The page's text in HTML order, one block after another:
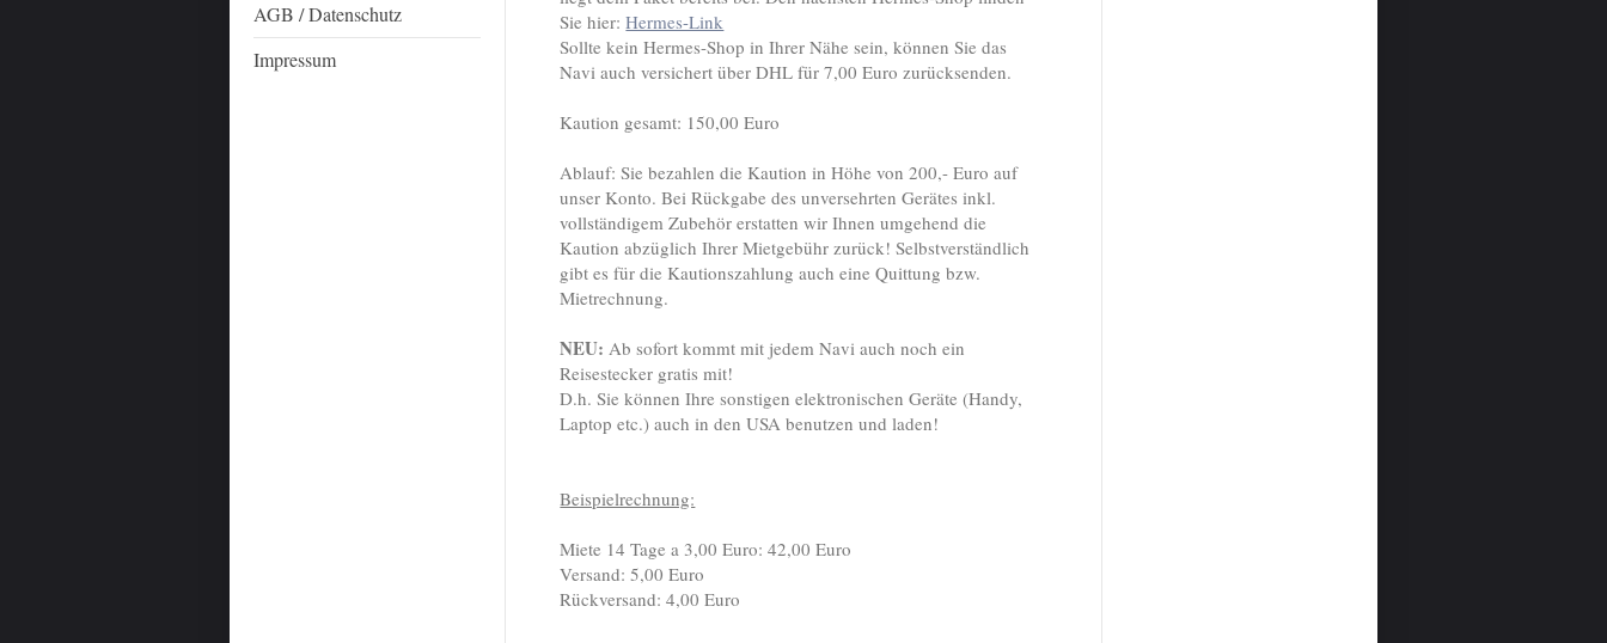
AGB / Datenschutz
Impressum
Sie hier:Hermes-Link
Sollte kein Hermes-Shop in Ihrer Nähe sein, können Sie das
Navi auch versichert über DHL für 7,00 Euro zurücksenden.
Kaution gesamt: 150,00 Euro
Ablauf: Sie bezahlen die Kaution in Höhe von 200,- Euro auf
unser Konto. Bei Rückgabe des unversehrten Gerätes inkl.
vollständigem Zubehör erstatten wir Ihnen umgehend die
Kaution abzüglich Ihrer Mietgebühr zurück! Selbstverständlich
gibt es für die Kautionszahlung auch eine Quittung bzw.
Mietrechnung.
NEU: Ab sofort kommt mit jedem Navi auch noch ein
Reisestecker gratis mit!
D.h. Sie können Ihre sonstigen elektronischen Geräte (Handy,
Laptop etc.) auch in den USA benutzen und laden!
Beispielrechnung:
Miete 14 Tage a 3,00 Euro: 42,00 Euro
Versand: 5,00 Euro
Rückversand: 4,00 Euro